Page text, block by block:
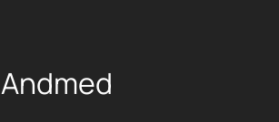
Andmed